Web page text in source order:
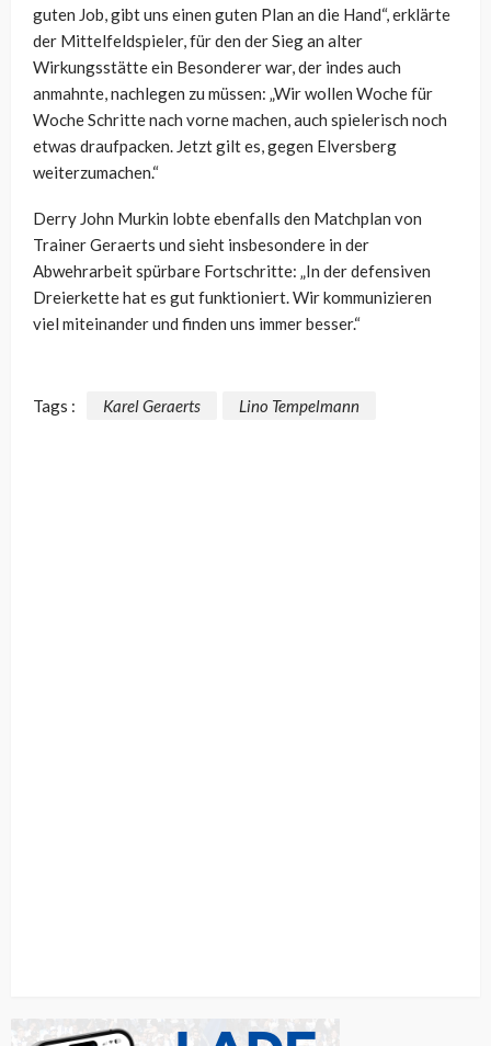
guten Job, gibt uns einen guten Plan an die Hand“, erklärte
der Mittelfeldspieler, für den der Sieg an alter
Wirkungsstätte ein Besonderer war, der indes auch
anmahnte, nachlegen zu müssen: „Wir wollen Woche für
Woche Schritte nach vorne machen, auch spielerisch noch
etwas draufpacken. Jetzt gilt es, gegen Elversberg
weiterzumachen.“
Derry John Murkin lobte ebenfalls den Matchplan von
Trainer Geraerts und sieht insbesondere in der
Abwehrarbeit spürbare Fortschritte: „In der defensiven
Dreierkette hat es gut funktioniert. Wir kommunizieren
viel miteinander und finden uns immer besser.“
Tags : Karel Geraerts Lino Tempelmann